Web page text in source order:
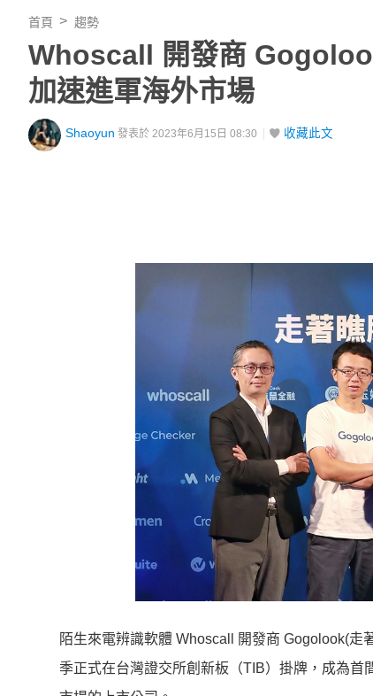
首頁 趨勢
Whoscall 開發商
加速進軍海外市場
Shaoyun 發表於 2023年6月15日 08:30 收藏此文
陌生來電辨識軟體 Whoscall 開發商 Gogolook(
季正式在台灣證交所創新板（TIB）掛牌，成為